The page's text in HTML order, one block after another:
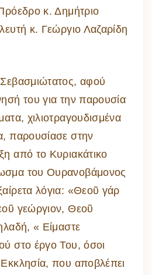
κ. Δημήτριο
κ. Γεώργιο Λαζαρίδη
αφού
του για την παρουσία
χιλιοτραγουδισμένα
παρουσίασε στην
από το Κυριακάτικο
του Ουρανοβάμονος
λόγια: «Θεοῦ γάρ
γεώργιον, Θεοῦ
« Είμαστε
στο έργο Του, όσοι
που αποβλέπει